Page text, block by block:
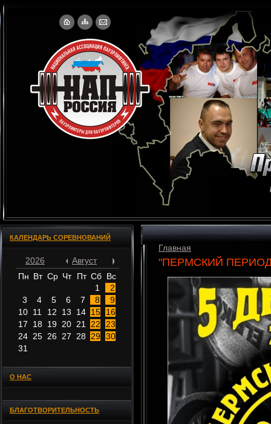
КАЛЕНДАРЬ СОРЕВНОВАНИЙ
2026
Август
Пн Вт Ср Чт Пт Сб Вс
1
2
3
4 5 6 7 8
9
10 11 12 13 14 15
16
17
18 19 20 21 22
23
24 25 26 27 28 29 30
31
О НАС
БЛАГОТВОРИТЕЛЬНОСТЬ
Главная
"ПЕРМСКИЙ ПЕРИОД